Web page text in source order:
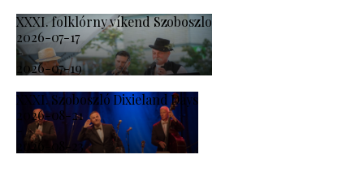
XXXI. folklórny víkend Szoboszlo
2026-07-17
-
2026-07-19
XXXI. Szoboszló Dixieland Days
2026-08-21
-
2026-08-23